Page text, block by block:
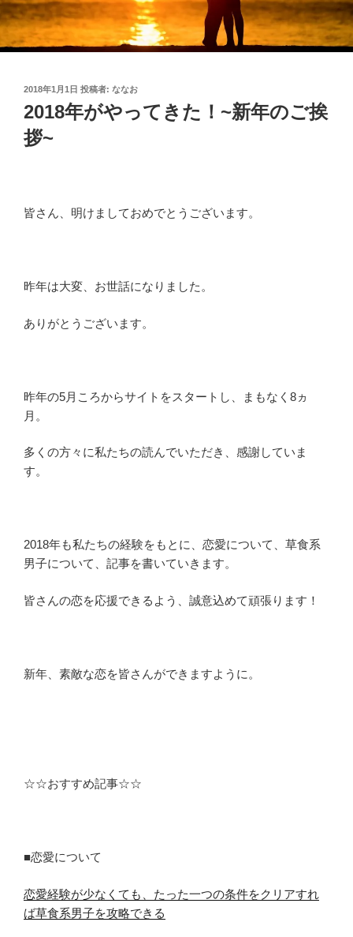
投
日:
2018年1月1日 投稿者: ななお
2018年がやってきた！~新年のご挨
拶~
皆さん、明けましておめでとうございます。
昨年は大変、お世話になりました。
ありがとうございます。
昨年の5月ころからサイトをスタートし、まもなく8ヵ
月。
多くの方々に私たちの読んでいただき、感謝していま
す。
2018年も私たちの経験をもとに、恋愛について、草食系
男子について、記事を書いていきます。
皆さんの恋を応援できるよう、誠意込めて頑張ります！
新年、素敵な恋を皆さんができますように。
☆☆おすすめ記事☆☆
■恋愛について
恋愛経験が少なくても、たった一つの条件をクリアすれ
ば草食系男子を攻略できる